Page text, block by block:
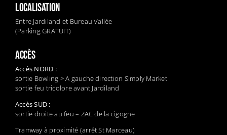
LOCALISATION
Entre Jardiland et Bureau Vallée
(Parking GRATUIT)
ACCÈS
Accès NORD :
sortie Bowling > A gauche direction Simply Market
sortie feu tricolore avant Jardiland
Accès SUD :
sortie droite au feu – ZAC de la cigogne
Tramway à proximité (arrêt St Marceau)